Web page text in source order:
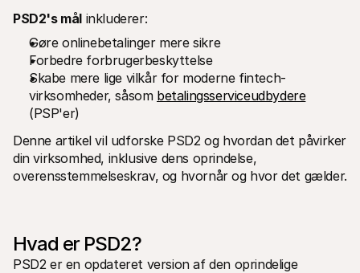
PSD2's mål inkluderer:
Gøre onlinebetalinger mere sikre
Forbedre forbrugerbeskyttelse
Skabe mere lige vilkår for moderne fintech-
virksomheder, såsom betalingsserviceudbydere
(PSP'er)
Denne artikel vil udforske PSD2 og hvordan det påvirker
din virksomhed, inklusive dens oprindelse,
overensstemmelseskrav, og hvornår og hvor det gælder.
Hvad er PSD2?
PSD2 er en opdateret version af den oprindelige